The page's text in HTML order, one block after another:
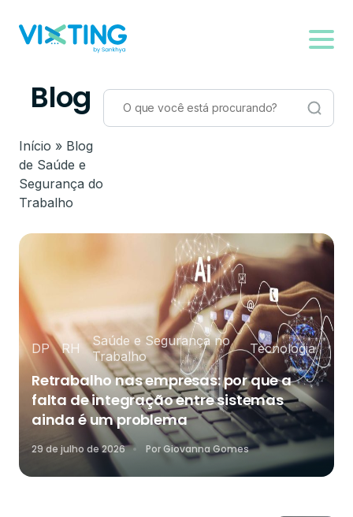
Blog
Início » Blog
de Saúde e
Segurança do
Trabalho
DP RH
Saúde e Segurança no
Trabalho
Tecnologia
Retrabalho nas empresas: por que a
falta de integração entre sistemas
ainda é um problema
29 de julho de 2026 PorGiovanna Gomes